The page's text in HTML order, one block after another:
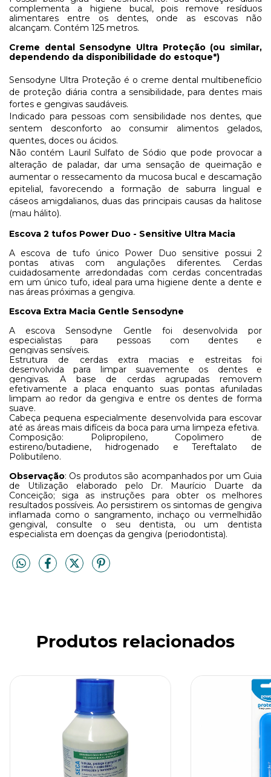
complementa a higiene bucal, pois remove resíduos
alimentares entre os dentes, onde as escovas não
alcançam. Contém 125 metros.
Creme dental Sensodyne Ultra Proteção (ou similar,
dependendo da disponibilidade do estoque*)
Sensodyne Ultra Proteção é o creme dental multibenefício
de proteção diária contra a sensibilidade, para dentes mais
fortes e gengivas saudáveis.
Indicado para pessoas com sensibilidade nos dentes, que
sentem desconforto ao consumir alimentos gelados,
quentes, doces ou ácidos.
Não contém Lauril Sulfato de Sódio que pode provocar a
alteração de paladar, dar uma sensação de queimação e
aumentar o ressecamento da mucosa bucal e descamação
epitelial, favorecendo a formação de saburra lingual e
cáseos amigdalianos, duas das principais causas da halitose
(mau hálito).
Escova 2 tufos Power Duo - Sensitive Ultra Macia
A escova de tufo único Power Duo sensitive possui 2
pontas ativas com angulações diferentes. Cerdas
cuidadosamente arredondadas com cerdas concentradas
em um único tufo, ideal para uma higiene dente a dente e
nas áreas próximas a gengiva.
Escova Extra Macia Gentle Sensodyne
A escova Sensodyne Gentle foi desenvolvida por
especialistas para pessoas com dentes e
gengivas sensíveis.
Estrutura de cerdas extra macias e estreitas foi
desenvolvida para limpar suavemente os dentes e
gengivas. A base de cerdas agrupadas removem
efetivamente a placa enquanto suas pontas afuniladas
limpam ao redor da gengiva e entre os dentes de forma
suave.
Cabeça pequena especialmente desenvolvida para escovar
até as áreas mais difíceis da boca para uma limpeza efetiva.
Composição: Polipropileno, Copolimero de
estireno/butadiene, hidrogenado e Tereftalato de
Polibutileno.
Observação: Os produtos são acompanhados por um Guia
de Utilização elaborado pelo Dr. Maurício Duarte da
Conceição; siga as instruções para obter os melhores
resultados possíveis. Ao persistirem os sintomas de gengiva
inflamada como o sangramento, inchaço ou vermelhidão
gengival, consulte o seu dentista, ou um dentista
especialista em doenças da gengiva (periodontista).
Produtos relacionados